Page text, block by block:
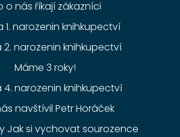
o nás říkají zákazníci
1. narozenin knihkupectví
2. narozenin knihkupectví
Máme 3 roky!
4. narozenin knihkupectví
navštívil Petr Horáček
Jak si vychovat sourozence